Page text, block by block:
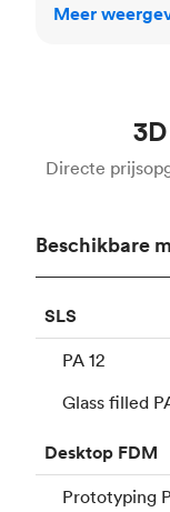
Meer
Directe
Beschikbare
SLS
PA 12
Glass filled
Desktop FDM
Prototyping